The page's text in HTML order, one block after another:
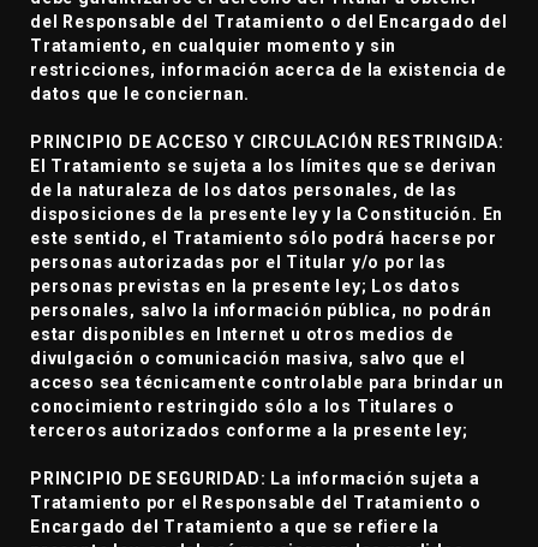
del Responsable del Tratamiento o del Encargado del
Tratamiento, en cualquier momento y sin
restricciones, información acerca de la existencia de
datos que le conciernan.
PRINCIPIO DE ACCESO Y CIRCULACIÓN RESTRINGIDA:
El Tratamiento se sujeta a los límites que se derivan
de la naturaleza de los datos personales, de las
disposiciones de la presente ley y la Constitución. En
este sentido, el Tratamiento sólo podrá hacerse por
personas autorizadas por el Titular y/o por las
personas previstas en la presente ley; Los datos
personales, salvo la información pública, no podrán
estar disponibles en Internet u otros medios de
divulgación o comunicación masiva, salvo que el
acceso sea técnicamente controlable para brindar un
conocimiento restringido sólo a los Titulares o
terceros autorizados conforme a la presente ley;
PRINCIPIO DE SEGURIDAD: La información sujeta a
Tratamiento por el Responsable del Tratamiento o
Encargado del Tratamiento a que se refiere la